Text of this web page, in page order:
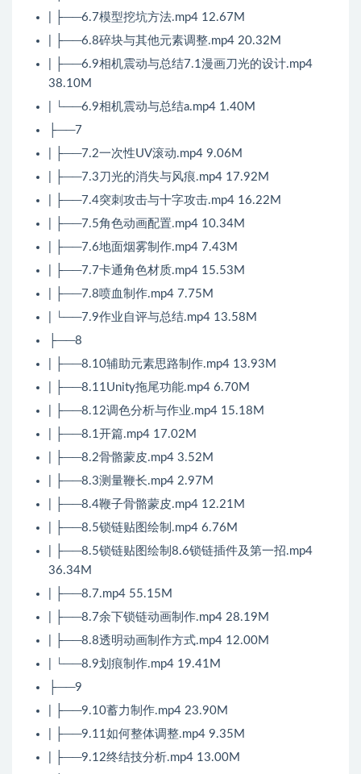
| ├──6.7模型挖坑方法.mp4 12.67M
| ├──6.8碎块与其他元素调整.mp4 20.32M
| ├──6.9相机震动与总结7.1漫画刀光的设计.mp4
38.10M
| └──6.9相机震动与总结a.mp4 1.40M
├──7
| ├──7.2一次性UV滚动.mp4 9.06M
| ├──7.3刀光的消失与风痕.mp4 17.92M
| ├──7.4突刺攻击与十字攻击.mp4 16.22M
| ├──7.5角色动画配置.mp4 10.34M
| ├──7.6地面烟雾制作.mp4 7.43M
| ├──7.7卡通角色材质.mp4 15.53M
| ├──7.8喷血制作.mp4 7.75M
| └──7.9作业自评与总结.mp4 13.58M
├──8
| ├──8.10辅助元素思路制作.mp4 13.93M
| ├──8.11Unity拖尾功能.mp4 6.70M
| ├──8.12调色分析与作业.mp4 15.18M
| ├──8.1开篇.mp4 17.02M
| ├──8.2骨骼蒙皮.mp4 3.52M
| ├──8.3测量鞭长.mp4 2.97M
| ├──8.4鞭子骨骼蒙皮.mp4 12.21M
| ├──8.5锁链贴图绘制.mp4 6.76M
| ├──8.5锁链贴图绘制8.6锁链插件及第一招.mp4
36.34M
| ├──8.7.mp4 55.15M
| ├──8.7余下锁链动画制作.mp4 28.19M
| ├──8.8透明动画制作方式.mp4 12.00M
| └──8.9划痕制作.mp4 19.41M
├──9
| ├──9.10蓄力制作.mp4 23.90M
| ├──9.11如何整体调整.mp4 9.35M
| ├──9.12终结技分析.mp4 13.00M